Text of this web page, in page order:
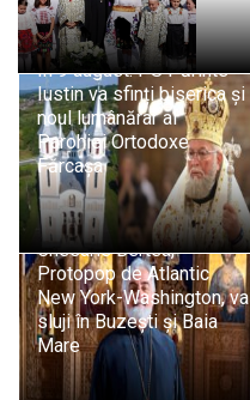
În 9 august: PS Părinte
Iustin va sfinți biserica și
noul lumânărar al
Parohiei Ortodoxe
Fărcașa
Pr. protosinghel dr.
Chesarie Bertea,
Protopop de Atlantic
New York-Washington, va
sluji în Buzești și Baia
Mare